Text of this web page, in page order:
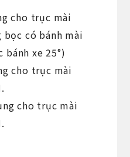
cho trục mài
có bánh mài
xe 25°)
cho trục mài
cho trục mài